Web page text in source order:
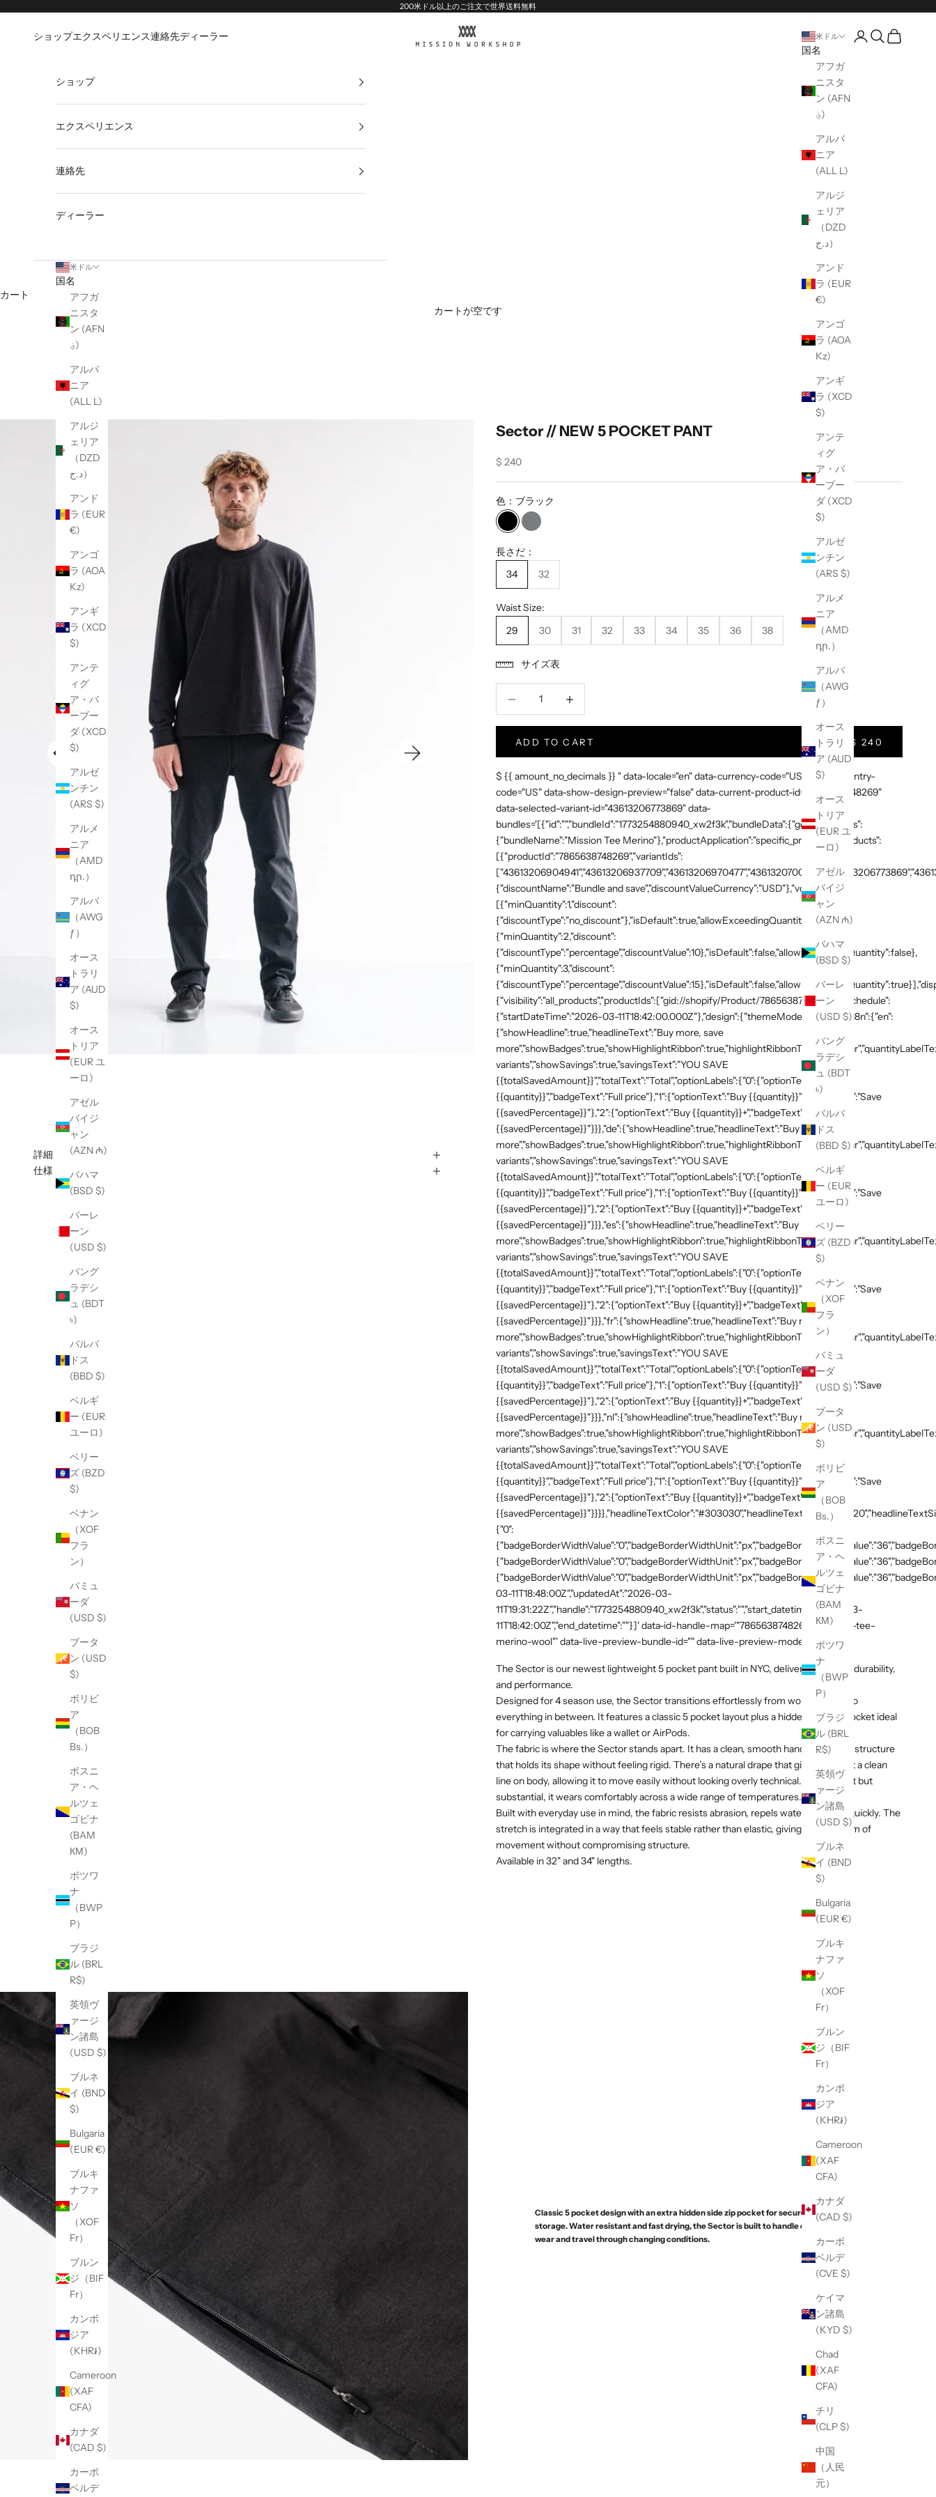
200米ドル以上のご注文で世界送料無料
MISSION WORKSHOP
ショップエクスペリエンス連絡先ディーラー 米ドル
国名
アフガ
ニスタ
ン (AFN
؋)
アルバ
ニア
(ALL L)
アルジ
ェリア
（DZD
د.ج）
アンド
ラ (EUR
€)
アンゴ
ラ (AOA
Kz)
アンギ
ラ (XCD
$)
アンテ
ィグ
ア・バ
ーブー
ダ (XCD
$)
アルゼ
ンチン
(ARS $)
アルメ
ニア
（AMD
դր.）
アルバ
（AWG
ƒ）
オース
トラリ
ア (AUD
$)
オース
トリア
(EUR ユ
ーロ)
アゼル
バイジ
ャン
(AZN ₼)
バハマ
(BSD $)
バーレ
ーン
(USD $)
バング
ラデシ
ュ (BDT
৳)
バルバ
ドス
(BBD $)
ベルギ
ー (EUR
ユーロ)
ベリー
ズ (BZD
$)
ベナン
（XOF
フラ
ン）
バミュ
ーダ
(USD $)
ブータ
ン (USD
$)
ボリビ
ア
（BOB
Bs.）
ボスニ
ア・ヘ
ルツェ
ゴビナ
(BAM
КМ)
ボツワ
ナ
（BWP
P）
ブラジ
ル (BRL
R$)
英領ヴ
ァージ
ン諸島
(USD $)
ブルネ
イ (BND
$)
Bulgaria
(EUR €)
ブルキ
ナファ
ソ
（XOF
Fr）
ブルン
ジ（BIF
Fr）
カンボ
ジア
(KHR៛)
Cameroon
(XAF
CFA)
カナダ
(CAD $)
カーボ
ベルデ
(CVE $)
ケイマ
ン諸島
(KYD $)
Chad
(XAF
CFA)
チリ
(CLP $)
中国
（人民
元）
口座開設ページ
オープンサーチ
オープン
ショップ
エクスペリエンス
連絡先
ディーラー
米ドル
国名
アフガ
ニスタ
ン (AFN
؋)
アルバ
ニア
(ALL L)
アルジ
ェリア
（DZD
د.ج）
アンド
ラ (EUR
€)
アンゴ
ラ (AOA
Kz)
アンギ
ラ (XCD
$)
アンテ
ィグ
ア・バ
ーブー
ダ (XCD
$)
アルゼ
ンチン
(ARS $)
アルメ
ニア
（AMD
դր.）
アルバ
（AWG
ƒ）
オース
トラリ
ア (AUD
$)
オース
トリア
(EUR ユ
ーロ)
アゼル
バイジ
ャン
(AZN ₼)
バハマ
(BSD $)
バーレ
ーン
(USD $)
バング
ラデシ
ュ (BDT
৳)
バルバ
ドス
(BBD $)
ベルギ
ー (EUR
ユーロ)
ベリー
ズ (BZD
$)
ベナン
（XOF
フラ
ン）
バミュ
ーダ
(USD $)
ブータ
ン (USD
$)
ボリビ
ア
（BOB
Bs.）
ボスニ
ア・ヘ
ルツェ
ゴビナ
(BAM
КМ)
ボツワ
ナ
（BWP
P）
ブラジ
ル (BRL
R$)
英領ヴ
ァージ
ン諸島
(USD $)
ブルネ
イ (BND
$)
Bulgaria
(EUR €)
ブルキ
ナファ
ソ
（XOF
Fr）
ブルン
ジ（BIF
Fr）
カンボ
ジア
(KHR៛)
Cameroon
(XAF
CFA)
カナダ
(CAD $)
カーボ
ベルデ
カート
カートが空です
Sector // NEW 5 POCKET PANT
Sale price
$ 240
色： ブラック
ブラックグレー
長さだ：
34
32
Waist Size:
29
30 31 32 33 34 35 36 38
サイズ表
ADD TO CART $ 240
$ {{ amount_no_decimals }} " data-locale="en" data-currency-code="USD" data-country-
code="US" data-show-design-preview="false" data-current-product-id="7865638748269"
data-selected-variant-id="43613206773869" data-
bundles='[{"id":"","bundleId":"1773254880940_xw2f3k","bundleData":{"generalDetails":
{"bundleName":"Mission Tee Merino"},"productApplication":"specific_products","products":
[{"productId":"7865638748269","variantIds":
{"discountName":"Bundle and save","discountValueCurrency":"USD"},"volumeTiers":
[{"minQuantity":1,"discount":
{"discountType":"no_discount"},"isDefault":true,"allowExceedingQuantity":false},
{"minQuantity":2,"discount":
{"discountType":"percentage","discountValue":10},"isDefault":false,"allowExceedingQuantity":false},
{"minQuantity":3,"discount":
{"visibility":"all_products","productIds":["gid://shopify/Product/7865638748269"]},"schedule":
{"startDateTime":"2026-03-11T18:42:00.000Z"},"design":{"themeMode":"custom","i18n":{"en":
{"showHeadline":true,"headlineText":"Buy more, save
variants","showSavings":true,"savingsText":"YOU SAVE
{{totalSavedAmount}}","totalText":"Total","optionLabels":{"0":{"optionText":"Buy
{{quantity}}","badgeText":"Full price"},"1":{"optionText":"Buy {{quantity}}","badgeText":"Save
{{savedPercentage}}"},"2":{"optionText":"Buy {{quantity}}+","badgeText":"Save
{{savedPercentage}}"}}},"de":{"showHeadline":true,"headlineText":"Buy more, save
variants","showSavings":true,"savingsText":"YOU SAVE
{{totalSavedAmount}}","totalText":"Total","optionLabels":{"0":{"optionText":"Buy
{{quantity}}","badgeText":"Full price"},"1":{"optionText":"Buy {{quantity}}","badgeText":"Save
{{savedPercentage}}"},"2":{"optionText":"Buy {{quantity}}+","badgeText":"Save
{{savedPercentage}}"}}},"es":{"showHeadline":true,"headlineText":"Buy more, save
variants","showSavings":true,"savingsText":"YOU SAVE
{{totalSavedAmount}}","totalText":"Total","optionLabels":{"0":{"optionText":"Buy
{{quantity}}","badgeText":"Full price"},"1":{"optionText":"Buy {{quantity}}","badgeText":"Save
{{savedPercentage}}"},"2":{"optionText":"Buy {{quantity}}+","badgeText":"Save
{{savedPercentage}}"}}},"fr":{"showHeadline":true,"headlineText":"Buy more, save
variants","showSavings":true,"savingsText":"YOU SAVE
{{totalSavedAmount}}","totalText":"Total","optionLabels":{"0":{"optionText":"Buy
{{quantity}}","badgeText":"Full price"},"1":{"optionText":"Buy {{quantity}}","badgeText":"Save
{{savedPercentage}}"},"2":{"optionText":"Buy {{quantity}}+","badgeText":"Save
{{savedPercentage}}"}}},"nl":{"showHeadline":true,"headlineText":"Buy more, save
variants","showSavings":true,"savingsText":"YOU SAVE
{{totalSavedAmount}}","totalText":"Total","optionLabels":{"0":{"optionText":"Buy
{{quantity}}","badgeText":"Full price"},"1":{"optionText":"Buy {{quantity}}","badgeText":"Save
{{savedPercentage}}"},"2":{"optionText":"Buy {{quantity}}+","badgeText":"Save
{"0":
03-11T18:48:00Z","updatedAt":"2026-03-
11T19:31:22Z","handle":"1773254880940_xw2f3k","status":"","start_datetime":"2026-03-
11T18:42:00Z","end_datetime":""}]' data-id-handle-map='"7865638748269":"mission-tee-
merino-wool"' data-live-preview-bundle-id="" data-live-preview-mode="false" >
The Sector is our newest lightweight 5 pocket pant built in NYC, delivering stretch, durability,
and performance.
Designed for 4 season use, the Sector transitions effortlessly from work to travel to
everything in between. It features a classic 5 pocket layout plus a hidden side zip pocket ideal
for carrying valuables like a wallet or AirPods.
The fabric is where the Sector stands apart. It has a clean, smooth hand with a soft structure
that holds its shape without feeling rigid. There’s a natural drape that gives the pant a clean
line on body, allowing it to move easily without looking overly technical. Lightweight but
substantial, it wears comfortably across a wide range of temperatures.
Built with everyday use in mind, the fabric resists abrasion, repels water and dries quickly. The
stretch is integrated in a way that feels stable rather than elastic, giving you freedom of
movement without compromising structure.
Available in 32" and 34" lengths.
詳細
仕様
Classic 5 pocket design with an extra hidden side zip pocket for secure
storage. Water resistant and fast drying, the Sector is built to handle daily
wear and travel through changing conditions.